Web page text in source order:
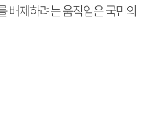
배제하려는 움직임은 국민의